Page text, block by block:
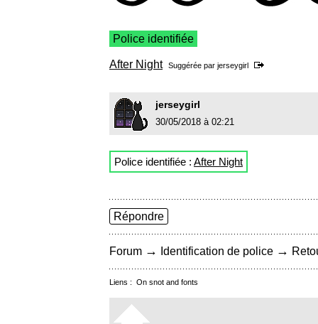
Police identifiée
After Night Suggérée par jerseygirl
jerseygirl
30/05/2018 à 02:21
Police identifiée : After Night
Répondre
Forum → Identification de police →
Liens : On snot and fonts